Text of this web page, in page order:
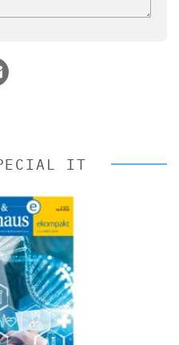
IT